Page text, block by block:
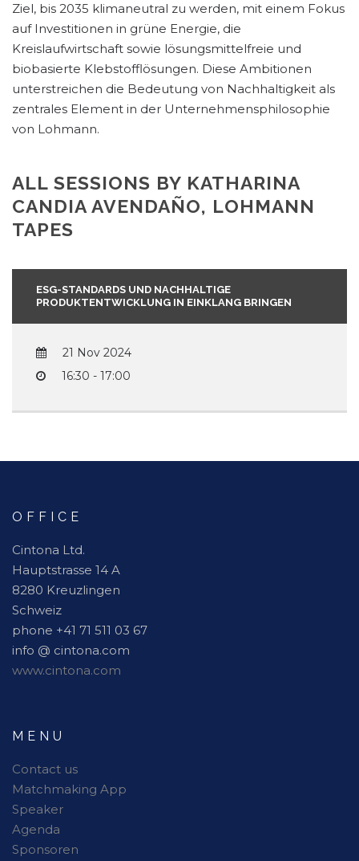
Ziel, bis 2035 klimaneutral zu werden, mit einem Fokus
auf Investitionen in grüne Energie, die
Kreislaufwirtschaft sowie lösungsmittelfreie und
biobasierte Klebstofflösungen. Diese Ambitionen
unterstreichen die Bedeutung von Nachhaltigkeit als
zentrales Element in der Unternehmensphilosophie
von Lohmann.
ALL SESSIONS BY KATHARINA
CANDIA AVENDAÑO, LOHMANN
TAPES
ESG-STANDARDS UND NACHHALTIGE
PRODUKTENTWICKLUNG IN EINKLANG BRINGEN
21 Nov 2024
16:30 - 17:00
OFFICE
Cintona Ltd.
Hauptstrasse 14 A
8280 Kreuzlingen
Schweiz
phone +41 71 511 03 67
info @ cintona.com
www.cintona.com
MENU
Contact us
Matchmaking App
Speaker
Agenda
Sponsoren